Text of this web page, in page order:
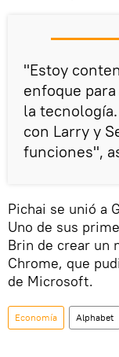
"Estoy
enfoque
la
con Larry y
funciones",
Pichai se unió a
Uno de sus
Brin de crear un
Chrome, que
de Microsoft.
Economía Alphabet